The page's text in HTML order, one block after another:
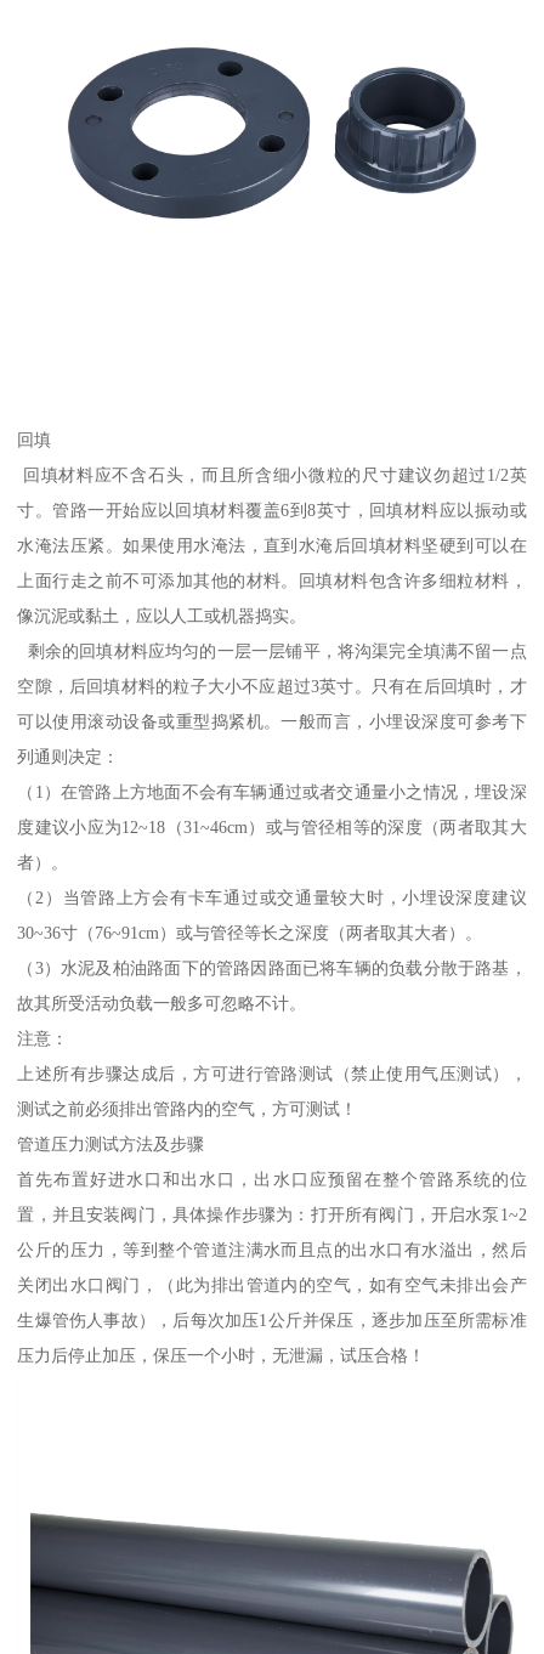
回填
回填材料应不含石头，而且所含细小微粒的尺寸建议勿超过1/2英
寸。管路一开始应以回填材料覆盖6到8英寸，回填材料应以振动或
水淹法压紧。如果使用水淹法，直到水淹后回填材料坚硬到可以在
上面行走之前不可添加其他的材料。回填材料包含许多细粒材料，
像沉泥或黏土，应以人工或机器捣实。
剩余的回填材料应均匀的一层一层铺平，将沟渠完全填满不留一点
空隙，后回填材料的粒子大小不应超过3英寸。只有在后回填时，才
可以使用滚动设备或重型捣紧机。一般而言，小埋设深度可参考下
列通则决定：
（1）在管路上方地面不会有车辆通过或者交通量小之情况，埋设深
度建议小应为12~18（31~46cm）或与管径相等的深度（两者取其大
者）。
（2）当管路上方会有卡车通过或交通量较大时，小埋设深度建议
30~36寸（76~91cm）或与管径等长之深度（两者取其大者）。
（3）水泥及柏油路面下的管路因路面已将车辆的负载分散于路基，
故其所受活动负载一般多可忽略不计。
注意：
上述所有步骤达成后，方可进行管路测试（禁止使用气压测试），
测试之前必须排出管路内的空气，方可测试！
管道压力测试方法及步骤
首先布置好进水口和出水口，出水口应预留在整个管路系统的位
置，并且安装阀门，具体操作步骤为：打开所有阀门，开启水泵1~2
公斤的压力，等到整个管道注满水而且点的出水口有水溢出，然后
关闭出水口阀门，（此为排出管道内的空气，如有空气未排出会产
生爆管伤人事故），后每次加压1公斤并保压，逐步加压至所需标准
压力后停止加压，保压一个小时，无泄漏，试压合格！